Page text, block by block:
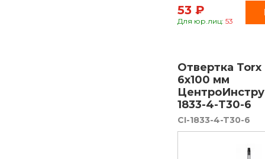
53 ₽
Для юр.лиц: 53
Отвертка Torx
6х100 мм
1833-4-T30-6
CI-1833-4-T30-6